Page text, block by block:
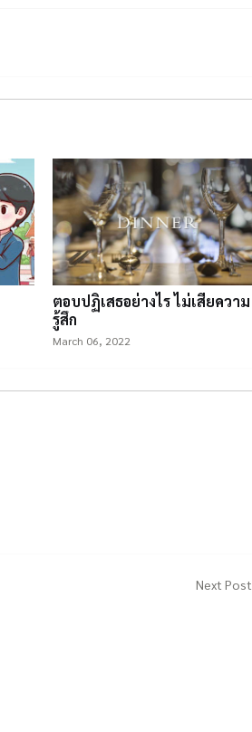
ตอบปฏิเสธอย่างไร ไม่เสียความ
รู้สึก
March 06, 2022
Next Post